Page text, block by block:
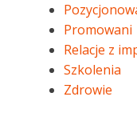
Promowani
Relacje z
Szkolenia
Zdrowie